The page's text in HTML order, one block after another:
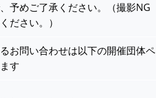
予めご了承ください。（撮影NG
ださい。）
お問い合わせは以下の開催団体ペ
す